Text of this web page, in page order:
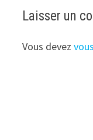
Laisser un
Vous devez